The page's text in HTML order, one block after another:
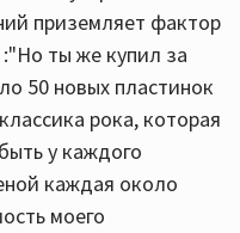
приземляет фактор
ты же купил за
50 новых пластинок
рока, которая
у каждого
каждая около
моего